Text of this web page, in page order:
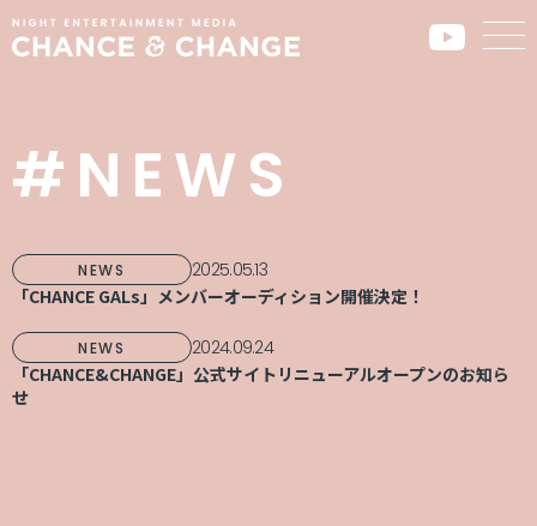
#NEWS
NEWS
2025.05.13
「CHANCE GALs」メンバーオーディション開催決定！
NEWS
2024.09.24
「CHANCE&CHANGE」公式サイトリニューアルオープンのお知ら
せ